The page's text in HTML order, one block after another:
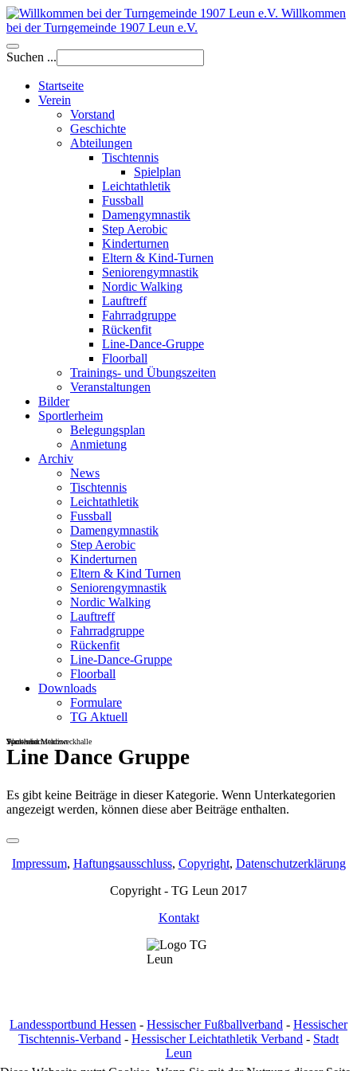
Willkommen
bei der Turngemeinde 1907 Leun e.V.
Suchen ...
Startseite
Verein
Vorstand
Geschichte
Abteilungen
Tischtennis
Spielplan
Leichtathletik
Fussball
Damengymnastik
Step Aerobic
Kinderturnen
Eltern & Kind-Turnen
Seniorengymnastik
Nordic Walking
Lauftreff
Fahrradgruppe
Rückenfit
Line-Dance-Gruppe
Floorball
Trainings- und Übungszeiten
Veranstaltungen
Bilder
Sportlerheim
Belegungsplan
Anmietung
Archiv
News
Tischtennis
Leichtathletik
Fussball
Damengymnastik
Step Aerobic
Kinderturnen
Eltern & Kind Turnen
Seniorengymnastik
Nordic Walking
Lauftreff
Fahrradgruppe
Rückenfit
Line-Dance-Gruppe
Floorball
Downloads
Formulare
TG Aktuell
Sportheim
Turn- und Mehrzweckhalle
Wackenbachstadion
Line Dance Gruppe
Es gibt keine Beiträge in dieser Kategorie. Wenn Unterkategorien
angezeigt werden, können diese aber Beiträge enthalten.
Impressum, Haftungsausschluss, Copyright, Datenschutzerklärung
Copyright - TG Leun 2017
Kontakt
Landessportbund Hessen - Hessischer Fußballverband - Hessischer
Tischtennis-Verband - Hessischer Leichtathletik Verband - Stadt
Leun